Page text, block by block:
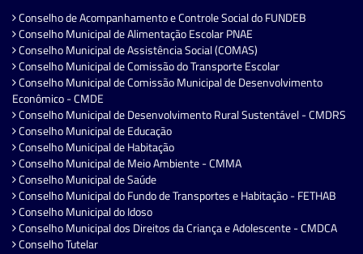
Conselho de Acompanhamento e Controle Social do FUNDEB
Conselho Municipal de Alimentação Escolar PNAE
Conselho Municipal de Assistência Social (COMAS)
Conselho Municipal de Comissão do Transporte Escolar
Conselho Municipal de Comissão Municipal de Desenvolvimento
Econômico - CMDE
Conselho Municipal de Desenvolvimento Rural Sustentável - CMDRS
Conselho Municipal de Educação
Conselho Municipal de Habitação
Conselho Municipal de Meio Ambiente - CMMA
Conselho Municipal de Saúde
Conselho Municipal do Fundo de Transportes e Habitação - FETHAB
Conselho Municipal do Idoso
Conselho Municipal dos Direitos da Criança e Adolescente - CMDCA
Conselho Tutelar